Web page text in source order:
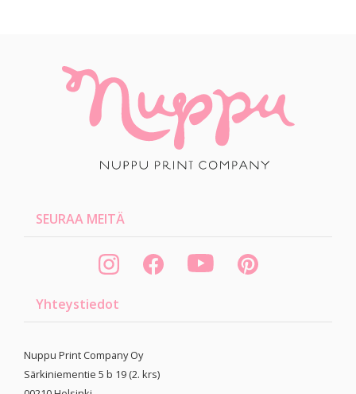
SEURAA MEITÄ
Yhteystiedot
Nuppu Print Company Oy
Särkiniementie 5 b 19 (2. krs)